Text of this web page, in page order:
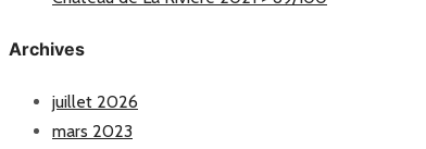
Archives
juillet 2026
mars 2023